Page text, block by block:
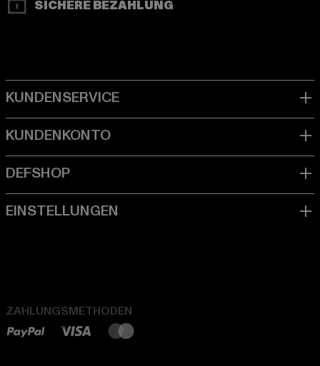
SICHERE BEZAHLUNG
ZAHLUNGSMETHODEN